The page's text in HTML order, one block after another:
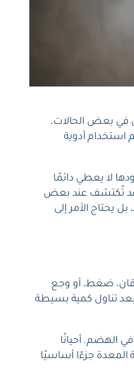
في بعض الحالات،
استخدام أدوية
لا يعطي دائمًا
قد تُكتشف عند بعض
يحتاج الأمر إلى
ضغط، أو وجع
بعد تناول كمية بسيطة
الهضم. أحيانًا
جزءًا أساسيًا